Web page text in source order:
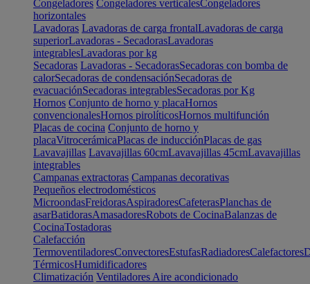
Congeladores Congeladores verticalesCongeladores
horizontales
Lavadoras Lavadoras de carga frontalLavadoras de carga
superiorLavadoras - SecadorasLavadoras
integrablesLavadoras por kg
Secadoras Lavadoras - SecadorasSecadoras con bomba de
calorSecadoras de condensaciónSecadoras de
evacuaciónSecadoras integrablesSecadoras por Kg
Hornos Conjunto de horno y placaHornos
convencionalesHornos pirolíticosHornos multifunción
Placas de cocina Conjunto de horno y
placaVitrocerámicaPlacas de inducciónPlacas de gas
Lavavajillas Lavavajillas 60cmLavavajillas 45cmLavavajillas
integrables
Campanas extractoras Campanas decorativas
Pequeños electrodomésticos
MicroondasFreidorasAspiradoresCafeterasPlanchas de
asarBatidorasAmasadoresRobots de CocinaBalanzas de
CocinaTostadoras
Calefacción
TermoventiladoresConvectoresEstufasRadiadoresCalefactores
TérmicosHumidificadores
Climatización Ventiladores Aire acondicionado